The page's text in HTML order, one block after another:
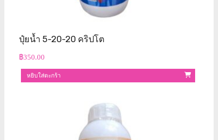
ปุ๋ยน้ำ 5-20-20 คริปโต
฿350.00
หยิบใส่ตะกร้า